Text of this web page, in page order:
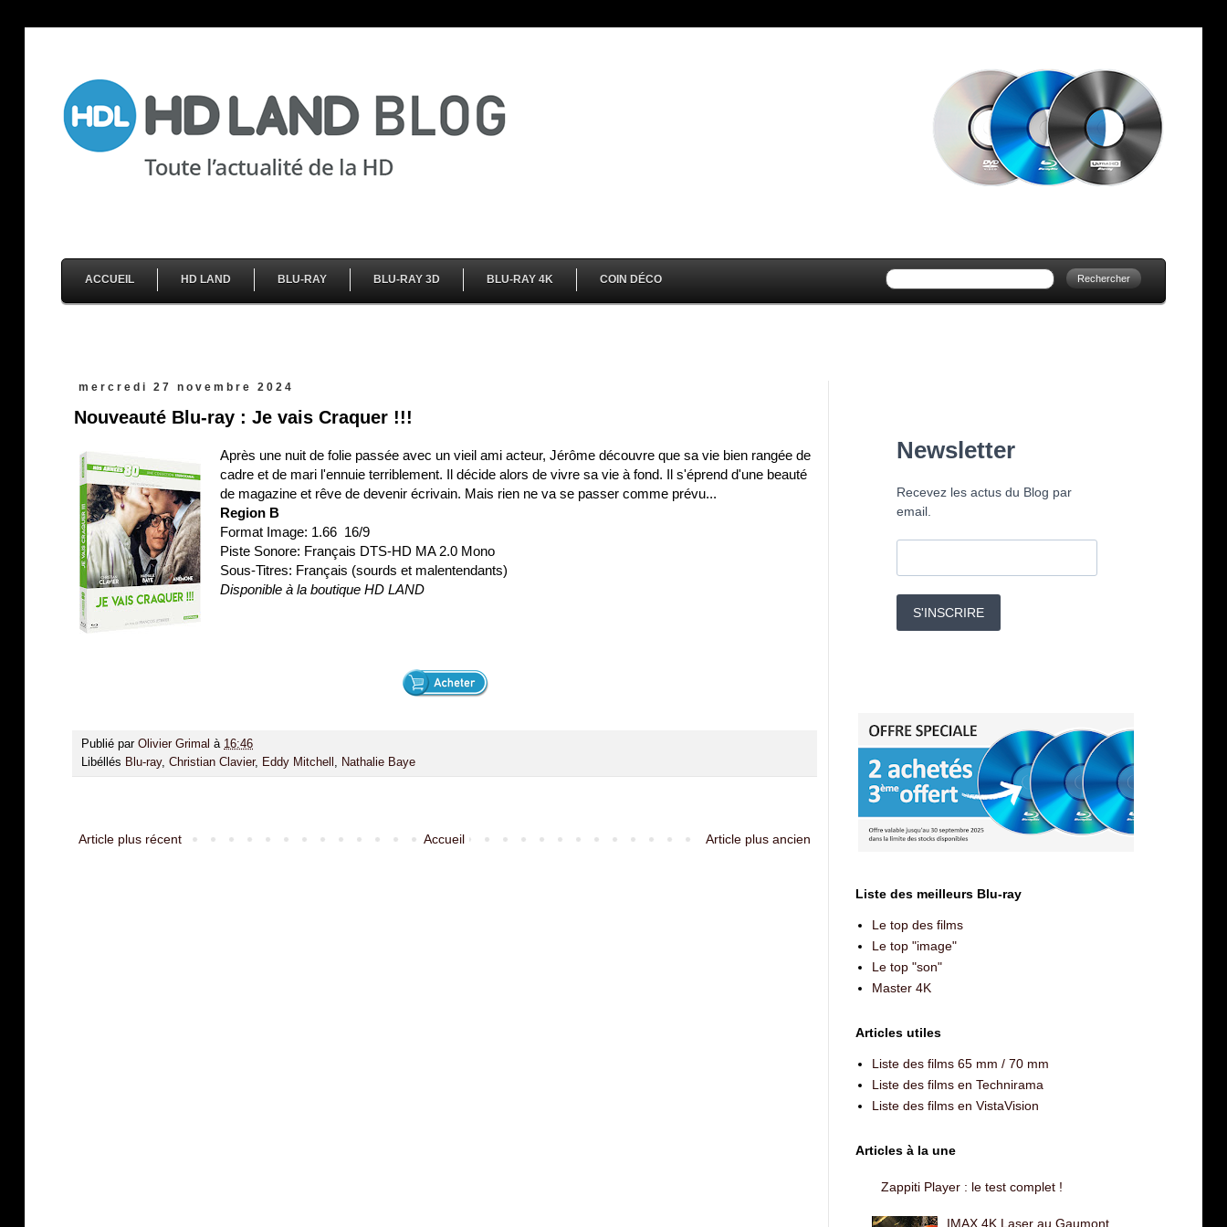
ACCUEIL HD LAND BLU-RAY BLU-RAY 3D BLU-RAY 4K COIN DÉCO
mercredi 27 novembre 2024
Nouveauté Blu-ray : Je vais Craquer !!!
Après une nuit de folie passée avec un vieil ami acteur, Jérôme découvre que sa vie bien rangée de
cadre et de mari l'ennuie terriblement. Il décide alors de vivre sa vie à fond. Il s'éprend d'une beauté
de magazine et rêve de devenir écrivain. Mais rien ne va se passer comme prévu...
Region B
Format Image: 1.66 16/9
Piste Sonore: Français DTS-HD MA 2.0 Mono
Sous-Titres: Français (sourds et malentendants)
Disponible à la boutique HD LAND
Publié par Olivier Grimal à 16:46
Libéllés Blu-ray, Christian Clavier, Eddy Mitchell , Nathalie Baye
Article plus récent Article plus ancien
Accueil
Newsletter
Recevez les actus du Blog par
email.
S'INSCRIRE
Liste des meilleurs Blu-ray
Le top des films
Le top "image"
Le top "son"
Master 4K
Articles utiles
Liste des films 65 mm / 70 mm
Liste des films en Technirama
Liste des films en VistaVision
Articles à la une
Zappiti Player : le test complet !
IMAX 4K Laser au Gaumont